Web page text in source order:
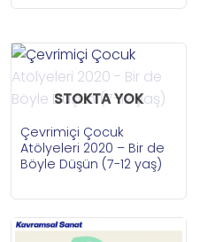
STOKTA YOK
Çevrimiçi Çocuk
Atölyeleri 2020 – Bir de
Böyle Düşün (7-12 yaş)